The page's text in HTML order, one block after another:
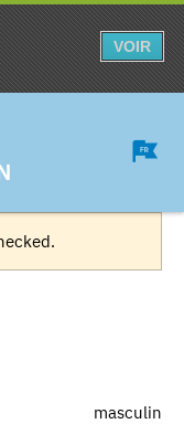
VOIR
masculin